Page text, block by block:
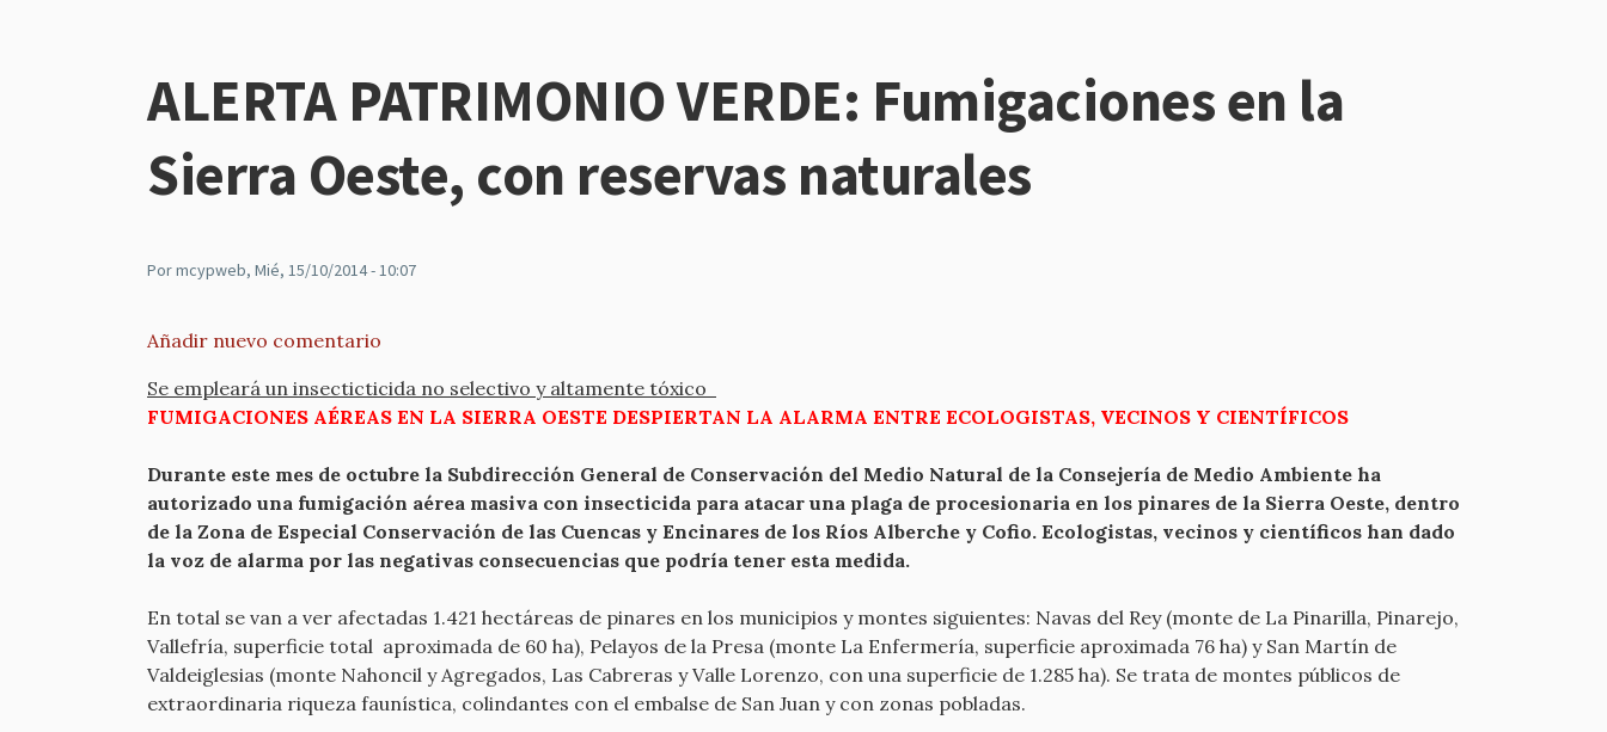
navegación
ALERTA PATRIMONIO VERDE: Fumigaciones en la
Sierra Oeste, con reservas naturales
Pormcypweb, Mié, 15/10/2014 - 10:07
Añadir nuevo comentario
Se empleará un insecticticida no selectivo y altamente tóxico
FUMIGACIONES AÉREAS EN LA SIERRA OESTE DESPIERTAN LA ALARMA ENTRE ECOLOGISTAS, VECINOS Y CIENTÍFICOS
Durante este mes de octubre la Subdirección General de Conservación del Medio Natural de la Consejería de Medio Ambiente ha
autorizado una fumigación aérea masiva con insecticida para atacar una plaga de procesionaria en los pinares de la Sierra Oeste, dentro
de la Zona de Especial Conservación de las Cuencas y Encinares de los Ríos Alberche y Cofio. Ecologistas, vecinos y científicos han dado
la voz de alarma por las negativas consecuencias que podría tener esta medida.
En total se van a ver afectadas 1.421 hectáreas de pinares en los municipios y montes siguientes: Navas del Rey (monte de La Pinarilla, Pinarejo,
Vallefría, superficie total aproximada de 60 ha), Pelayos de la Presa (monte La Enfermería, superficie aproximada 76 ha) y San Martín de
Valdeiglesias (monte Nahoncil y Agregados, Las Cabreras y Valle Lorenzo, con una superficie de 1.285 ha). Se trata de montes públicos de
extraordinaria riqueza faunística, colindantes con el embalse de San Juan y con zonas pobladas.